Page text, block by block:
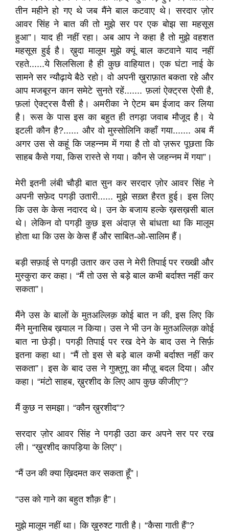
तीन महीने हो गए थे जब मैंने बाल कटवाए थे। सरदार ज़ोर
आवर सिंह ने बात की तो मुझे सर पर एक बोझ सा महसूस
हुआ”। याद ही नहीं रहा। अब आप ने कहा है तो मुझे वहशत
महसूस हुई है। ख़ुदा मालूम मुझे क्यूं बाल कटवाने याद नहीं
रहते......ये सिलसिला है ही कुछ वाहियात। एक घंटा नाई के
सामने सर न्यौढ़ाये बैठे रहो। वो अपनी ख़ुराफ़ात बकता रहे और
आप मजबूरन कान समेटे सुनते रहें....... फ़लां ऐक्ट्रस ऐसी है,
फ़लां ऐक्ट्रस वैसी है। अमरीका ने ऐटम बम ईजाद कर लिया
है। रूस के पास इस का बहुत ही तगड़ा जवाब मौजूद है। ये
इटली कौन है?...... और वो मुस्सोलिनि कहाँ गया....... अब मैं
अगर उस से कहूं कि जहन्नम में गया है तो वो ज़रूर पूछता कि
साहब कैसे गया, किस रास्ते से गया। कौन से जहन्नम में गया”।
मेरी इतनी लंबी चौड़ी बात सुन कर सरदार ज़ोर आवर सिंह ने
अपनी सफ़ेद पगड़ी उतारी...... मुझे सख़्त हैरत हुई। इस लिए
कि उस के केस नदारद थे। उन के बजाय हल्के ख़सख़सी बाल
थे। लेकिन वो पगड़ी कुछ इस अंदाज़ से बांधता था कि मालूम
होता था कि उस के केस हैं और साबित-ओ-सालिम हैं।
बड़ी सफ़ाई से पगड़ी उतार कर उस ने मेरी तिपाई पर रख्खी और
मुस्कुरा कर कहा। “मैं तो उस से बड़े बाल कभी बर्दाश्त नहीं कर
सकता”।
मैंने उस के बालों के मुतअल्लिक़ कोई बात न की, इस लिए कि
मैंने मुनासिब ख़याल न किया। उस ने भी उन के मुतअल्लिक़ कोई
बात ना छेड़ी। पगड़ी तिपाई पर रख देने के बाद उस ने सिर्फ़
इतना कहा था। “मैं तो इस से बड़े बाल कभी बर्दाश्त नहीं कर
सकता”। इस के बाद उस ने गुफ़्तुगू का मौज़ू बदल दिया। और
कहा। “मंटो साहब, ख़ुरशीद के लिए आप कुछ कीजीए”?
मैं कुछ न समझा। “कौन ख़ुरशीद”?
सरदार ज़ोर आवर सिंह ने पगड़ी उठा कर अपने सर पर रख
ली। “ख़ुरशीद कापड़िया के लिए”।
“मैं उन की क्या ख़िदमत कर सकता हूँ”।
“उस को गाने का बहुत शौक़ है”।
मुझे मालूम नहीं था। कि ख़ुरुश्ट गाती है। “कैसा गाती हैं”?